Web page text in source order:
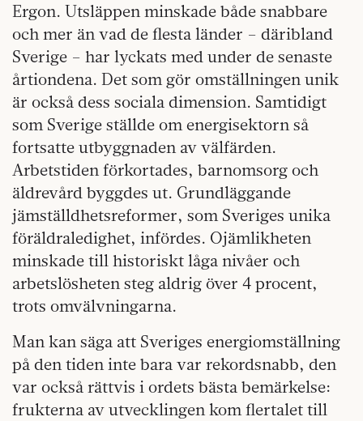
Ergon. Utsläppen minskade både snabbare
och mer än vad de flesta länder – däribland
Sverige – har lyckats med under de senaste
årtiondena. Det som gör omställningen unik
är också dess sociala dimension. Samtidigt
som Sverige ställde om energisektorn så
fortsatte utbyggnaden av välfärden.
Arbetstiden förkortades, barnomsorg och
äldrevård byggdes ut. Grundläggande
jämställdhetsreformer, som Sveriges unika
föräldraledighet, infördes. Ojämlikheten
minskade till historiskt låga nivåer och
arbetslösheten steg aldrig över 4 procent,
trots omvälvningarna.
Man kan säga att Sveriges energiomställning
på den tiden inte bara var rekordsnabb, den
var också rättvis i ordets bästa bemärkelse:
frukterna av utvecklingen kom flertalet till